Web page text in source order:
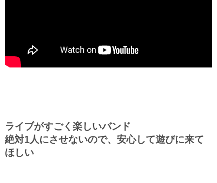
ライブがすごく楽しいバンド
絶対1人にさせないので、安心して遊びに来て
ほしい